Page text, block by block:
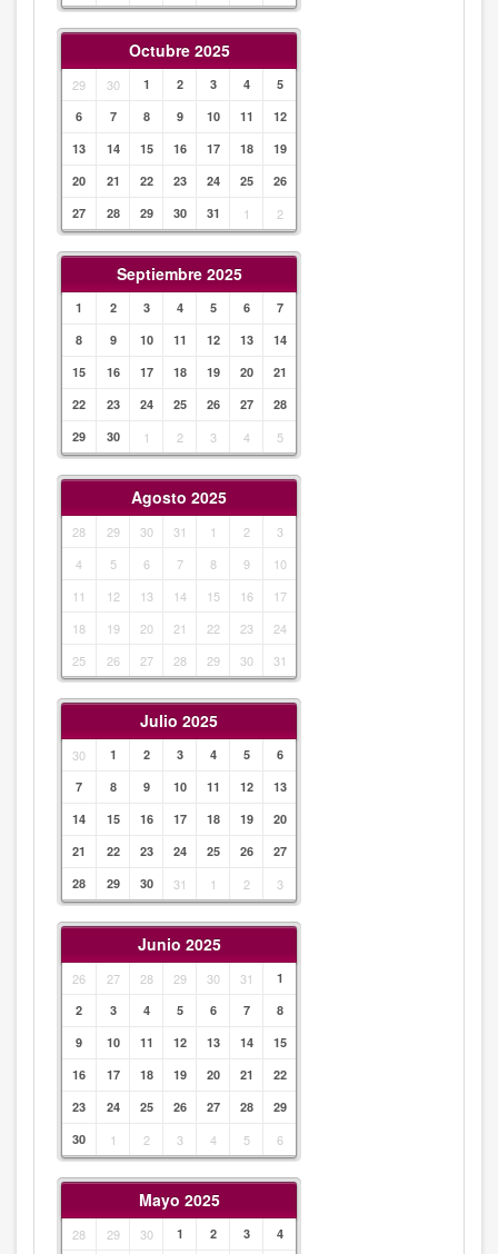
Octubre 2025
29 30 1 2 3 4
5
6
7 8 9 10 11
12
13
14 15 16 17 18
19
20
21 22 23 24 25
26
27
28 29 30 31 1 2
Septiembre 2025
1 2 3 4 5 6
7
8
9 10 11 12 13
14
15
16 17 18 19 20
21
22
23 24 25 26 27
28
29
30 1 2 3 4 5
Agosto 2025
28 29 30 31 1 2
3
4
5 6 7 8 9
10
11
12 13 14 15 16
17
18
19 20 21 22 23
24
25
26 27 28 29 30 31
Julio 2025
30 1 2 3 4 5
6
7
8 9 10 11 12
13
14
15 16 17 18 19
20
21
22 23 24 25 26
27
28
29 30 31 1 2 3
Junio 2025
26 27 28 29 30 31
1
2
3 4 5 6 7
8
9
10 11 12 13 14
15
16
17 18 19 20 21
22
23
24 25 26 27 28
29
30
1 2 3 4 5 6
Mayo 2025
28 29 30 1 2 3 4